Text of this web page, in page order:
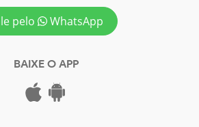
pelo
WhatsApp
BAIXE O APP